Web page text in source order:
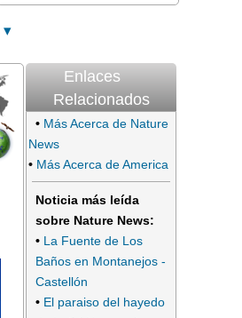
Enlaces
Relacionados
• Más Acerca de Nature
News
• Más Acerca de America
Noticia más leída
sobre Nature News:
• La Fuente de Los
Baños en Montanejos -
Castellón
• El paraiso del hayedo